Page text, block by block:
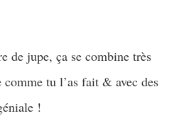
de jupe, ça se combine très
tu l’as fait & avec des
!